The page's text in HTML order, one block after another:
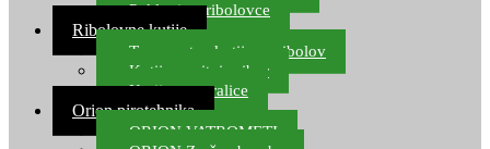
Pokloni za ribolovce
Ribolovne kutije
Transportne kutije za ribolov
Kutije za sitni pribor
Kutije za varalice
Orion pirotehnika
ORION VATROMETI